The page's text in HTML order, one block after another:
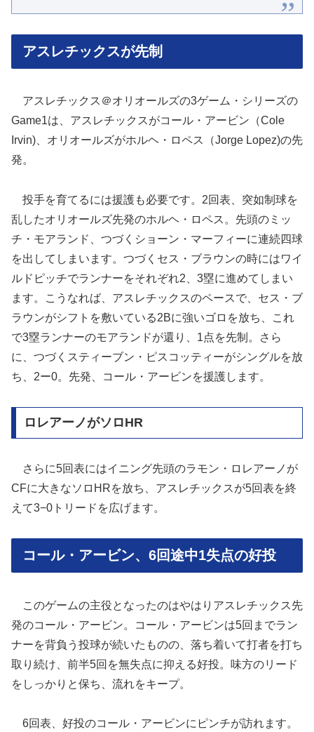
アスレチックスが先制
アスレチックス＠オリオールズの3ゲーム・シリーズの
Game1は、アスレチックスがコール・アービン（Cole
Irvin)、オリオールズがホルヘ・ロペス（Jorge Lopez)の先
発。
投手を育てるには援護も必要です。2回表、突如制球を
乱したオリオールズ先発のホルヘ・ロペス。先頭のミッ
チ・モアランド、つづくショーン・マーフィーに連続四球
を出してしまいます。つづくセス・ブラウンの時にはワイ
ルドピッチでランナーをそれぞれ2、3塁に進めてしまい
ます。こうなれば、アスレチックスのペースで、セス・ブ
ラウンがシフトを敷いている2Bに強いゴロを放ち、これ
で3塁ランナーのモアランドが還り、1点を先制。さら
に、つづくスティーブン・ピスコッティーがシングルを放
ち、2ー0。先発、コール・アービンを援護します。
ロレアーノがソロHR
さらに5回表にはイニング先頭のラモン・ロレアーノが
CFに大きなソロHRを放ち、アスレチックスが5回表を終
えて3−0トリードを広げます。
コール・アービン、6回途中1失点の好投
このゲームの主役となったのはやはりアスレチックス先
発のコール・アービン。コール・アービンは5回までラン
ナーを背負う投球が続いたものの、落ち着いて打者を打ち
取り続け、前半5回を無失点に抑える好投。味方のリード
をしっかりと保ち、流れをキープ。
6回表、好投のコール・アービンにピンチが訪れます。